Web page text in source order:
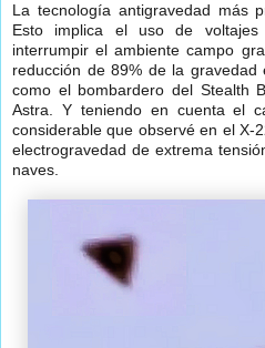
La tecnología antigravedad más
Esto implica el uso de
interrumpir el ambiente campo
reducción de 89% de la
como el bombardero del Stealth
Astra. Y teniendo en cuenta el
considerable que observé en el X-
electrogravedad de extrema
naves.